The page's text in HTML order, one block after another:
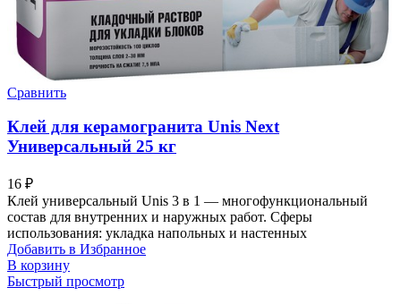
Сравнить
Клей для керамогранита Unis Next
Универсальный 25 кг
16 ₽
Клей универсальный Unis 3 в 1 — многофункциональный
состав для внутренних и наружных работ. Сферы
использования: укладка напольных и настенных
Добавить в Избранное
В корзину
Быстрый просмотр